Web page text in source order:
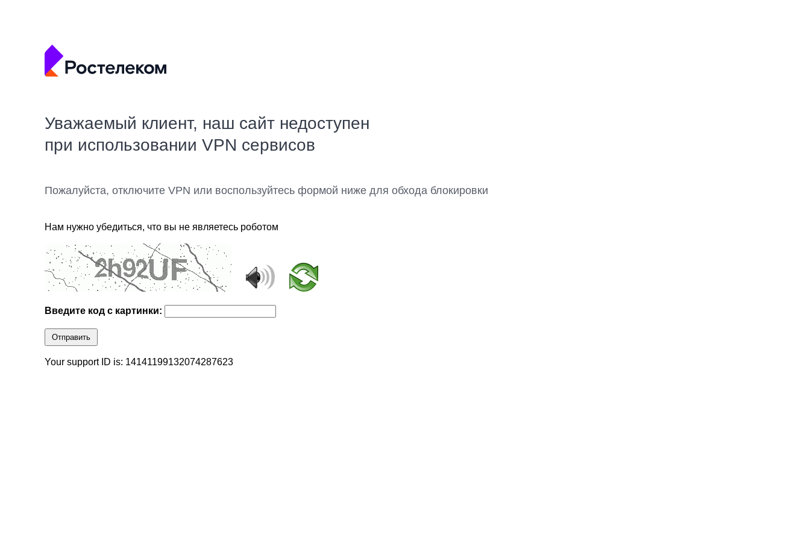
Уважаемый клиент, наш сайт недоступен
при использовании VPN сервисов
Пожалуйста, отключите VPN или воспользуйтесь формой ниже для обхода блокировки
Нам нужно убедиться, что вы не являетесь роботом
Введите код с картинки:
Отправить
Your support ID is: 14141199132074287623